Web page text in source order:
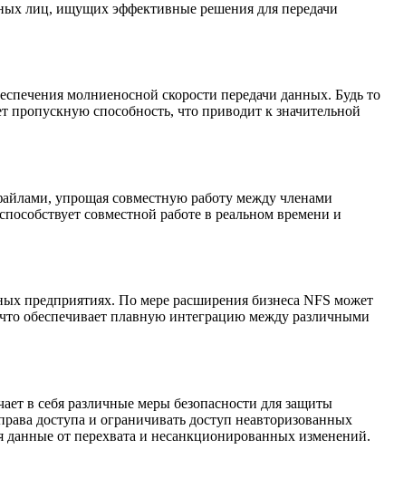
лиц, ищущих эффективные решения для передачи
молниеносной скорости передачи данных. Будь то
способность, что приводит к значительной
упрощая совместную работу между членами
совместной работе в реальном времени и
предприятиях. По мере расширения бизнеса NFS может
что обеспечивает плавную интеграцию между различными
в себя различные меры безопасности для защиты
доступа и ограничивать доступ неавторизованных
от перехвата и несанкционированных изменений.